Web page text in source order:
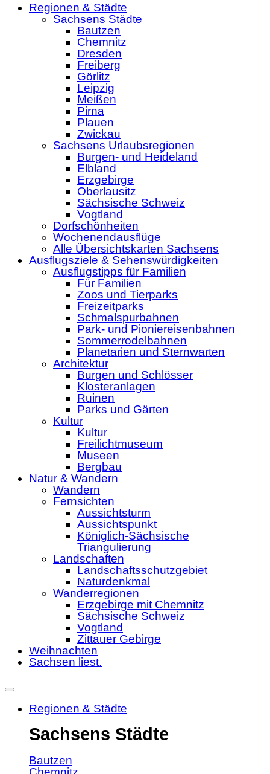
Regionen & Städte
Sachsens Städte
Bautzen
Chemnitz
Dresden
Freiberg
Görlitz
Leipzig
Meißen
Pirna
Plauen
Zwickau
Sachsens Urlaubsregionen
Burgen- und Heideland
Elbland
Erzgebirge
Oberlausitz
Sächsische Schweiz
Vogtland
Dorfschönheiten
Wochenendausflüge
Alle Übersichtskarten Sachsens
Ausflugsziele & Sehenswürdigkeiten
Ausflugstipps für Familien
Für Familien
Zoos und Tierparks
Freizeitparks
Schmalspurbahnen
Park- und Pioniereisenbahnen
Sommerrodelbahnen
Planetarien und Sternwarten
Architektur
Burgen und Schlösser
Klosteranlagen
Ruinen
Parks und Gärten
Kultur
Kultur
Freilichtmuseum
Museen
Bergbau
Natur & Wandern
Wandern
Fernsichten
Aussichtsturm
Aussichtspunkt
Königlich-Sächsische
Triangulierung
Landschaften
Landschaftsschutzgebiet
Naturdenkmal
Wanderregionen
Erzgebirge mit Chemnitz
Sächsische Schweiz
Vogtland
Zittauer Gebirge
Weihnachten
Sachsen liest.
Regionen & Städte
Sachsens Städte
Bautzen